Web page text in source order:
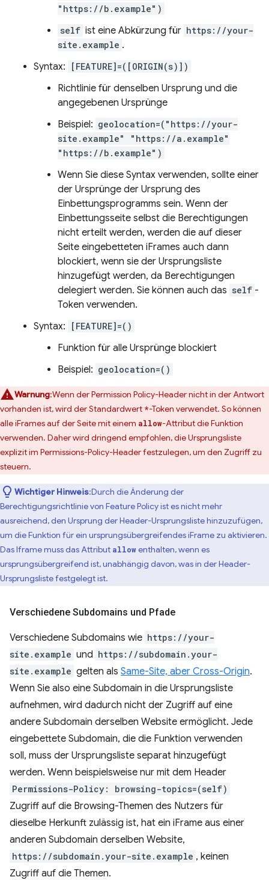
"https://b.example")
self ist eine Abkürzung für https://your-
site.example .
Syntax:
[FEATURE]=([ORIGIN(s)])
Richtlinie für denselben Ursprung und die
angegebenen Ursprünge
Beispiel: geolocation=("https://your-
site.example" "https://a.example"
"https://b.example")
Wenn Sie diese Syntax verwenden, sollte einer
der Ursprünge der Ursprung des
Einbettungsprogramms sein. Wenn der
Einbettungsseite selbst die Berechtigungen
nicht erteilt werden, werden die auf dieser
Seite eingebetteten iFrames auch dann
blockiert, wenn sie der Ursprungsliste
hinzugefügt werden, da Berechtigungen
delegiert werden. Sie können auch das self -
Token verwenden.
Syntax:
[FEATURE]=()
Funktion für alle Ursprünge blockiert
Beispiel: geolocation=()
Warnung:Wenn der Permission Policy-Header nicht in der Antwort
vorhanden ist, wird der Standardwert *-Token verwendet. So können
alle iFrames auf der Seite mit einem allow-Attribut die Funktion
verwenden. Daher wird dringend empfohlen, die Ursprungsliste
explizit im Permissions-Policy-Header festzulegen, um den Zugriff zu
steuern.
Wichtiger Hinweis:Durch die Änderung der
Berechtigungsrichtlinie von Feature Policy ist es nicht mehr
ausreichend, den Ursprung der Header-Ursprungsliste hinzuzufügen,
um die Funktion für ein ursprungsübergreifendes iFrame zu aktivieren.
Das Iframe muss das Attribut allowenthalten, wenn es
ursprungsübergreifend ist, unabhängig davon, was in der Header-
Ursprungsliste festgelegt ist.
Verschiedene Subdomains und Pfade
Verschiedene Subdomains wie https://your-
site.example und https://subdomain.your-
site.example gelten als Same-Site, aber Cross-Origin.
Wenn Sie also eine Subdomain in die Ursprungsliste
aufnehmen, wird dadurch nicht der Zugriff auf eine
andere Subdomain derselben Website ermöglicht. Jede
eingebettete Subdomain, die die Funktion verwenden
soll, muss der Ursprungsliste separat hinzugefügt
werden. Wenn beispielsweise nur mit dem Header
Permissions-Policy: browsing-topics=(self)
Zugriff auf die Browsing-Themen des Nutzers für
dieselbe Herkunft zulässig ist, hat ein iFrame aus einer
anderen Subdomain derselben Website,
https://subdomain.your-site.example , keinen
Zugriff auf die Themen.